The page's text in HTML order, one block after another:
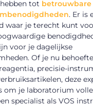
tot betrouwbare
. Er is
waar je terecht kunt
voor je dagelijkse
Of je nu
precisie-
deze
om je laboratorium
specialist als VOS